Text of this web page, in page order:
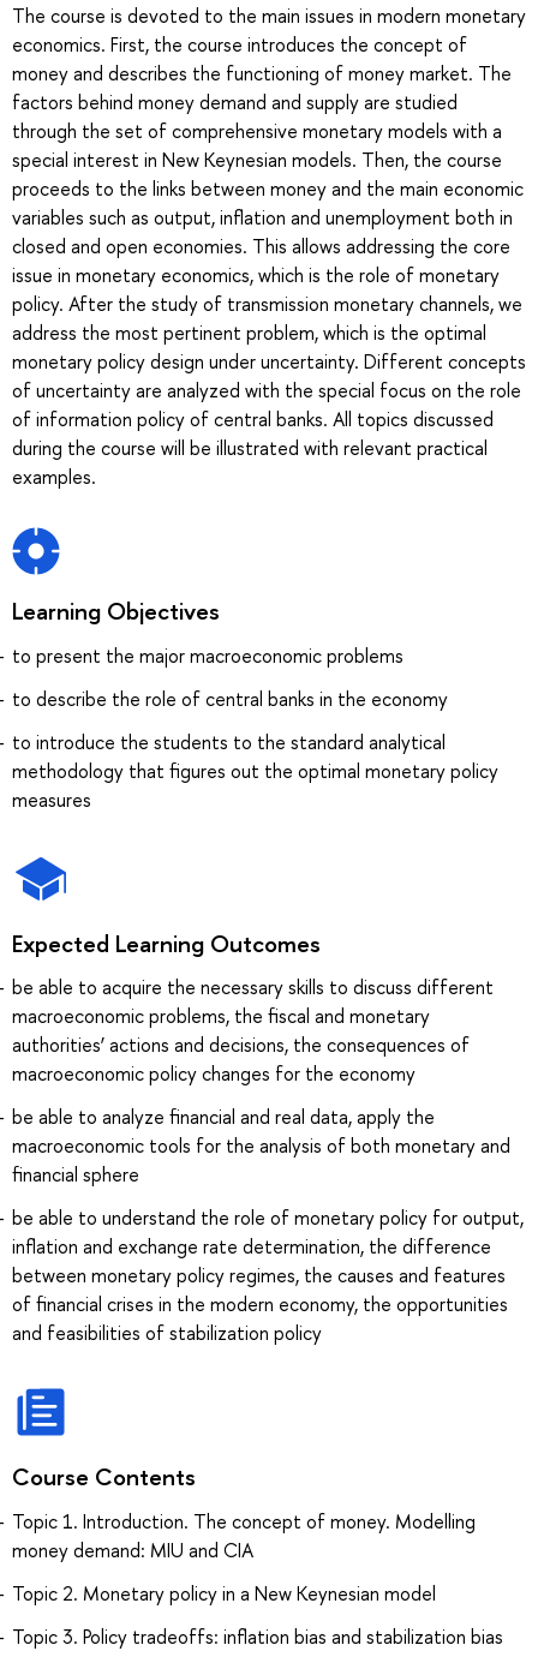
The course is devoted to the main issues in modern monetary
economics. First, the course introduces the concept of
money and describes the functioning of money market. The
factors behind money demand and supply are studied
through the set of comprehensive monetary models with a
special interest in New Keynesian models. Then, the course
proceeds to the links between money and the main economic
variables such as output, inflation and unemployment both in
closed and open economies. This allows addressing the core
issue in monetary economics, which is the role of monetary
policy. After the study of transmission monetary channels, we
address the most pertinent problem, which is the optimal
monetary policy design under uncertainty. Different concepts
of uncertainty are analyzed with the special focus on the role
of information policy of central banks. All topics discussed
during the course will be illustrated with relevant practical
examples.
Learning Objectives
to present the major macroeconomic problems
to describe the role of central banks in the economy
to introduce the students to the standard analytical
methodology that figures out the optimal monetary policy
measures
Expected Learning Outcomes
be able to acquire the necessary skills to discuss different
macroeconomic problems, the fiscal and monetary
authorities’ actions and decisions, the consequences of
macroeconomic policy changes for the economy
be able to analyze financial and real data, apply the
macroeconomic tools for the analysis of both monetary and
financial sphere
be able to understand the role of monetary policy for output,
inflation and exchange rate determination, the difference
between monetary policy regimes, the causes and features
of financial crises in the modern economy, the opportunities
and feasibilities of stabilization policy
Course Contents
Topic 1. Introduction. The concept of money. Modelling
money demand: MIU and CIA
Topic 2. Monetary policy in a New Keynesian model
Topic 3. Policy tradeoffs: inflation bias and stabilization bias